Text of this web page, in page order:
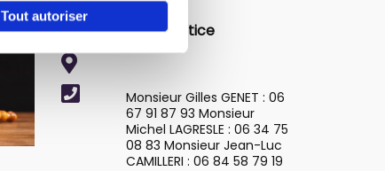
Tout autoriser
Conciliateur de justice
Monsieur Gilles GENET : 06
67 91 87 93 Monsieur
Michel LAGRESLE : 06 34 75
08 83 Monsieur Jean-Luc
CAMILLERI : 06 84 58 79 19